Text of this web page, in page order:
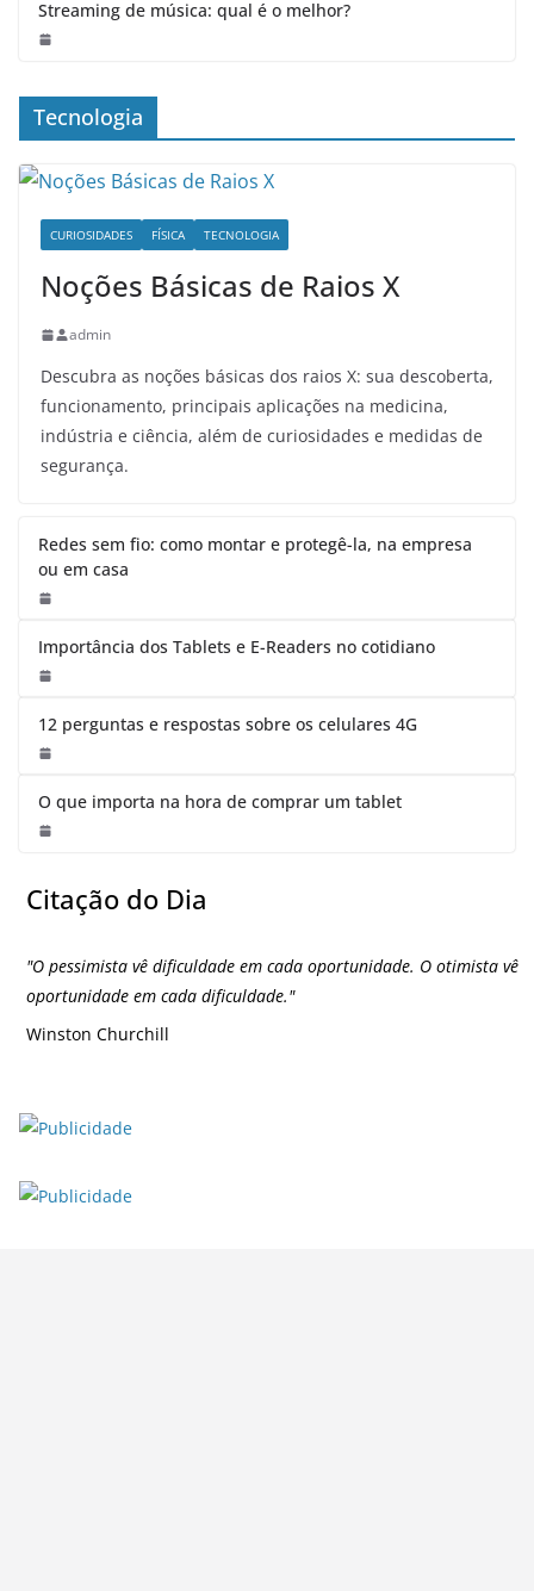
Streaming de música: qual é o melhor?
Tecnologia
CURIOSIDADES FÍSICA TECNOLOGIA
Noções Básicas de Raios X
admin
Descubra as noções básicas dos raios X: sua descoberta,
funcionamento, principais aplicações na medicina,
indústria e ciência, além de curiosidades e medidas de
segurança.
Redes sem fio: como montar e protegê-la, na empresa
ou em casa
Importância dos Tablets e E-Readers no cotidiano
12 perguntas e respostas sobre os celulares 4G
O que importa na hora de comprar um tablet
Citação do Dia
"O pessimista vê dificuldade em cada oportunidade. O otimista vê
oportunidade em cada dificuldade."
Winston Churchill